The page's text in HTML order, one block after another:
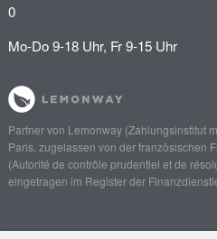
0
Mo-Do 9-18 Uhr, Fr 9-15 Uhr
Partner von Lemonway(Zahlungsinstitut
Paris, zugelassen von der französischen
(Autorité de contrôle prudentiel et de
eingetragen im Register der